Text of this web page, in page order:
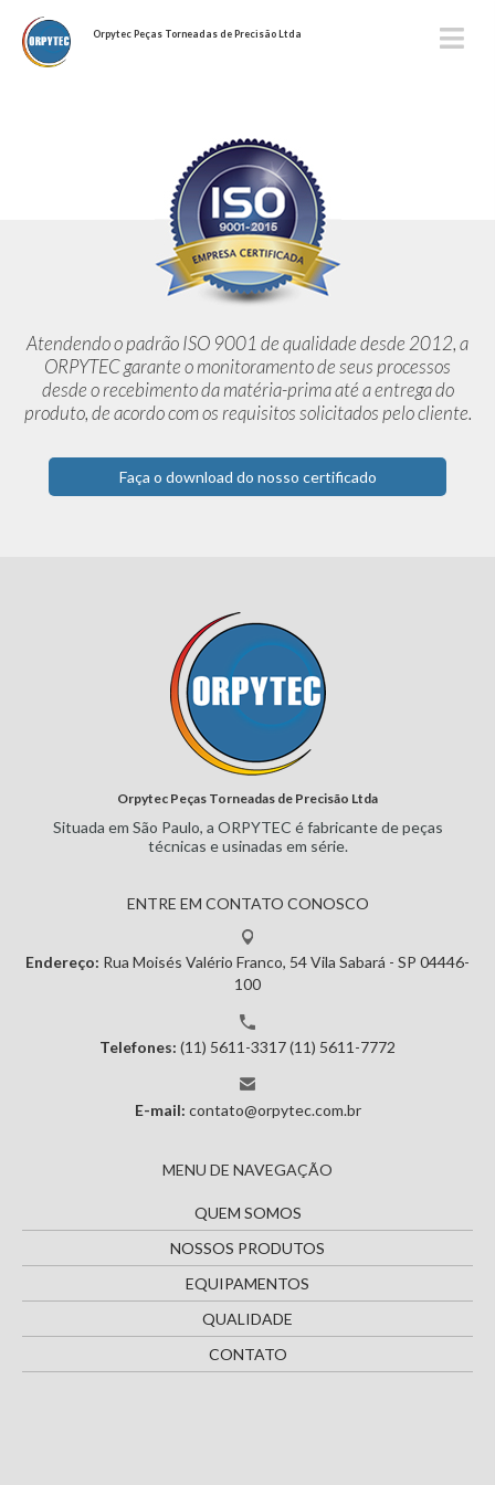
Orpytec Peças Torneadas de Precisão Ltda
Atendendo o padrão ISO 9001 de qualidade desde 2012,a
ORPYTEC garante o monitoramento de seus processos
desde orecebimento da matéria-prima até a entrega do
produto, de acordocom os requisitos solicitados pelo cliente.
Faça o download do nosso certificado
Orpytec Peças Torneadas de Precisão Ltda
Situada em São Paulo, a ORPYTEC é fabricante de peças
técnicas eusinadas em série.
ENTRE EM CONTATO CONOSCO
Endereço: Rua Moisés Valério Franco, 54Vila Sabará - SP 04446-
100
Telefones: (11) 5611-3317(11) 5611-7772
E-mail: contato@orpytec.com.br
MENU DE NAVEGAÇÃO
QUEM SOMOS
NOSSOS PRODUTOS
EQUIPAMENTOS
QUALIDADE
CONTATO